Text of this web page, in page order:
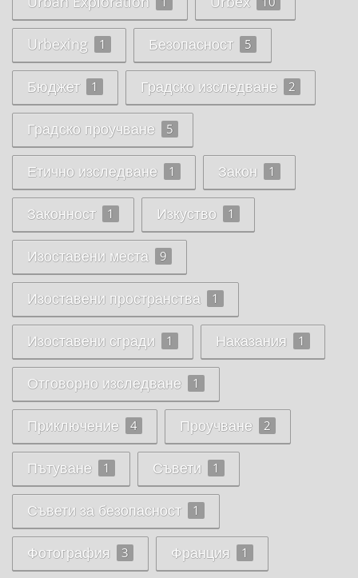
Urbexing 1 Безопасност 5
Бюджет 1 Градско изследване 2
Градско проучване 5
Етично изследване 1 Закон 1
Законност 1 Изкуство 1
Изоставени места 9
Изоставени пространства 1
Изоставени сгради 1 Наказания 1
Отговорно изследване 1
Приключение 4 Проучване 2
Пътуване 1 Съвети 1
Съвети за безопасност 1
Фотография 3 Франция 1